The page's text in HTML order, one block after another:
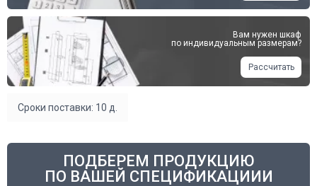
Вам нужен шкаф
по индивидуальным размерам?
Рассчитать
Сроки поставки: 10 д.
ПОДБЕРЕМ ПРОДУКЦИЮ
ПО ВАШЕЙ СПЕЦИФИКАЦИИИ